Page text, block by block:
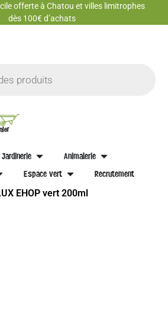
offerte à Chatou et villes limitrophes
dès 100€ d’achats
Jardinerie
Animalerie
Espace vert Recrutement
EHOP vert 200ml